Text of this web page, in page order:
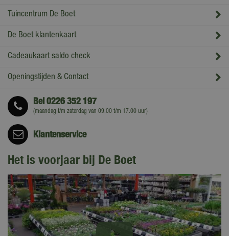
Tuincentrum De Boet
De Boet klantenkaart
Cadeaukaart saldo check
Openingstijden & Contact
Bel0226 352 197
(maandag t/m zaterdag van 09.00 t/m 17.00 uur)
Klantenservice
Het is voorjaar bij De Boet